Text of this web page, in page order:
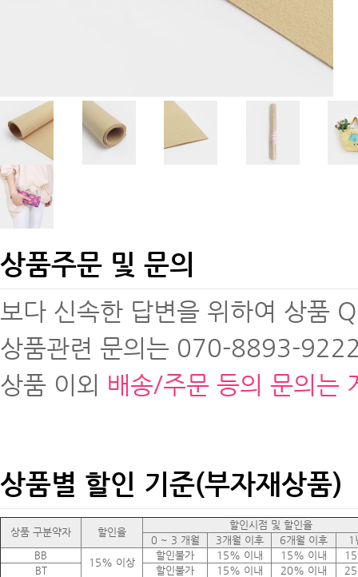
상품주문 및 문의
보다 신속한 답변을 위하여 상품
상품관련 문의는 070-8893-
상품 이외 배송/주문 등의 문의는
상품별 할인 기준(부자재상품)
상품 구분약자 할인율
할인시점 및 할인율
0 ~ 3 개월
3개월 이후 6개월 이후
1
BB
15% 이상
할인불가 15% 이내 15% 이내
BT
할인불가 15% 이내 20% 이내